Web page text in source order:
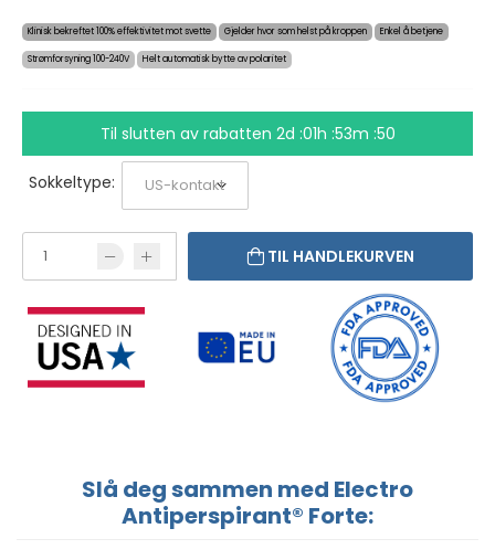
Klinisk bekreftet 100% effektivitet mot svette Gjelder hvor som helst på kroppen Enkel å betjene
Strømforsyning 100-240V Helt automatisk bytte av polaritet
Til slutten av rabatten 2d :01h :53m :49
Sokkeltype:
TIL HANDLEKURVEN
Slå deg sammen med Electro
Antiperspirant® Forte: